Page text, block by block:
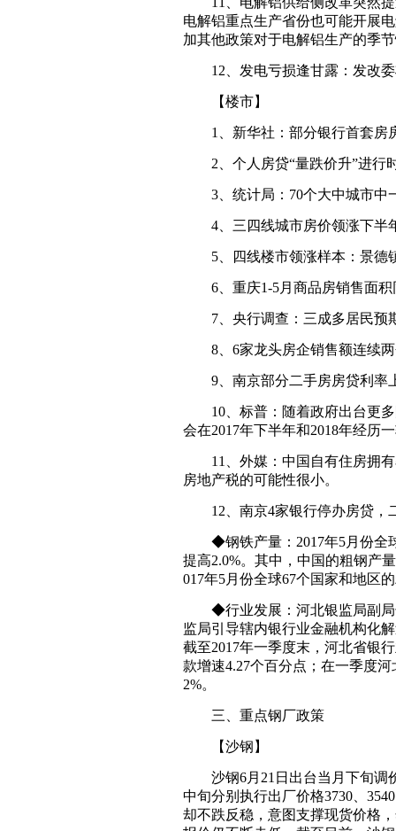
电解铝重点生产省份也可能开展
加其他政策对于电解铝生产的季
12、发电亏损逢甘露：发改委
【楼市】
1、新华社：部分银行首套房
2、个人房贷“量跌价升”进行
3、统计局：70个大中城市中
4、三四线城市房价领涨下半
5、四线楼市领涨样本：景德
6、重庆1-5月商品房销售面积
7、央行调查：三成多居民预
8、6家龙头房企销售额连续两
9、南京部分二手房房贷利率
10、标普：随着政府出台更多
会在2017年下半年和2018年经历
11、外媒：中国自有住房拥有
房地产税的可能性很小。
12、南京4家银行停办房贷，
◆钢铁产量：2017年5月份全球
提高2.0%。其中，中国的粗钢产
017年5月份全球67个国家和地区
◆行业发展：河北银监局副局
监局引导辖内银行业金融机构化
截至2017年一季度末，河北省银
款增速4.27个百分点；在一季度
2%。
三、重点钢厂政策
【沙钢】
沙钢6月21日出台当月下旬调
中旬分别执行出厂价格3730、
却不跌反稳，意图支撑现货价格